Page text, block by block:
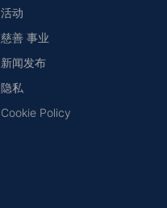
活动
慈善 事业
新闻发布
隐私
Cookie Policy